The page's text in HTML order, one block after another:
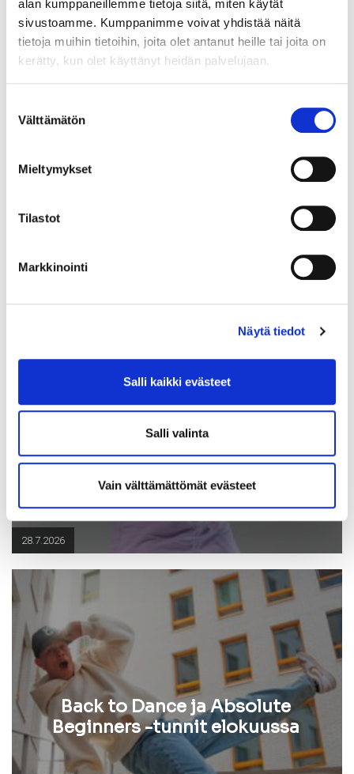
alan kumppaneillemme tietoja siitä, miten käytät
sivustoamme. Kumppanimme voivat yhdistää näitä
tietoja muihin tietoihin, joita olet antanut heille tai joita on
kerätty, kun olet käyttänyt heidän palvelujaan.
valinta
Välttämätön
Mieltymykset
Tilastot
Markkinointi
Näytä tiedot
Salli kaikki evästeet
Salli valinta
Vain välttämättömät evästeet
Syyskauden 2026 uutuuksia
Syyskauden avajaisrieha
15.8.2026
28.7.2026
Back to Dance ja Absolute
Beginners -tunnit elokuussa